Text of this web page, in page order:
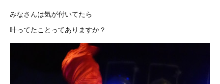
みなさんは気が付いてたら
叶ってたことってありますか？